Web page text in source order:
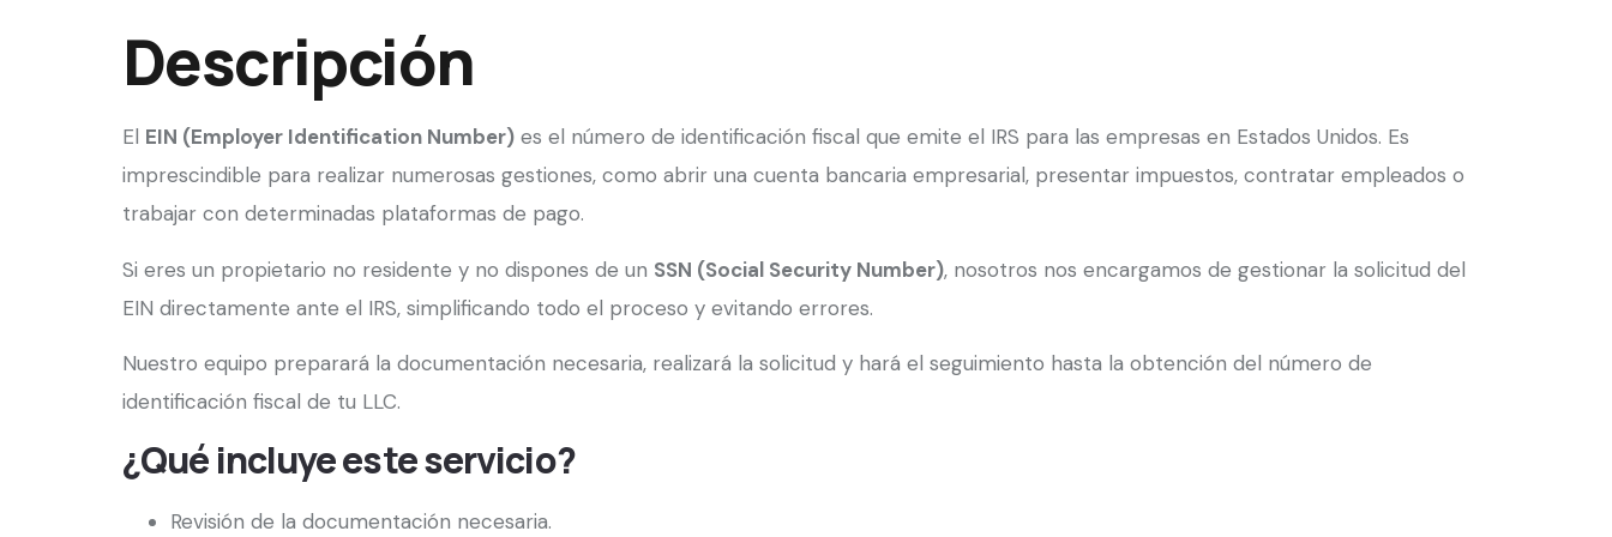
Descripción
El EIN (Employer Identification Number) es el número de identificación fiscal que emite el IRS para las empresas en Estados Unidos. Es
imprescindible para realizar numerosas gestiones, como abrir una cuenta bancaria empresarial, presentar impuestos, contratar empleados o
trabajar con determinadas plataformas de pago.
Si eres un propietario no residente y no dispones de un SSN (Social Security Number), nosotros nos encargamos de gestionar la solicitud del
EIN directamente ante el IRS, simplificando todo el proceso y evitando errores.
Nuestro equipo preparará la documentación necesaria, realizará la solicitud y hará el seguimiento hasta la obtención del número de
identificación fiscal de tu LLC.
¿Qué incluye este servicio?
Revisión de la documentación necesaria.